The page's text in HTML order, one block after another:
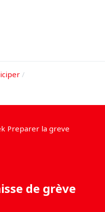
de grève